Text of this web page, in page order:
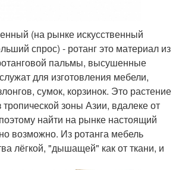
(на рынке искусственный
спрос) - ротанг это материал из
пальмы, высушенные
для изготовления мебели,
сумок, корзинок. Это растение
тропической зоны Азии, вдалеке от
найти на рынке настоящий
возможно. Из ротанга мебель
лёгкой, "дышащей" как от ткани, и